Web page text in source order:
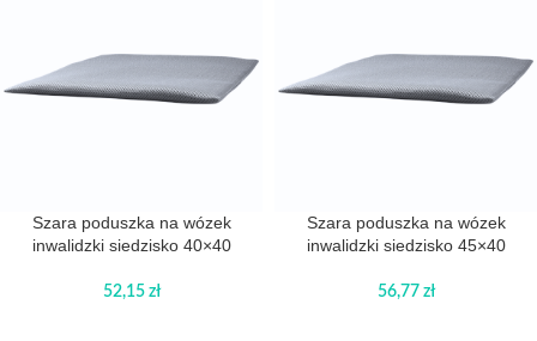
Szara poduszka na wózek
inwalidzki siedzisko 40×40
52,15 zł
Szara poduszka na wózek
inwalidzki siedzisko 45×40
56,77 zł